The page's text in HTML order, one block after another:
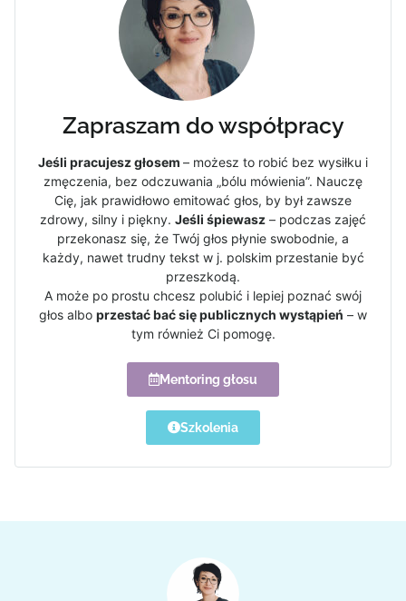
Zapraszam do współpracy
Jeśli pracujesz głosem – możesz to robić bez wysiłku i
zmęczenia, bez odczuwania „bólu mówienia”. Nauczę
Cię, jak prawidłowo emitować głos, by był zawsze
zdrowy, silny i piękny. Jeśli śpiewasz – podczas zajęć
przekonasz się, że Twój głos płynie swobodnie, a
każdy, nawet trudny tekst w j. polskim przestanie być
przeszkodą.
A może po prostu chcesz polubić i lepiej poznać swój
głos albo przestać bać się publicznych wystąpień – w
tym również Ci pomogę.
Mentoring głosu
Szkolenia